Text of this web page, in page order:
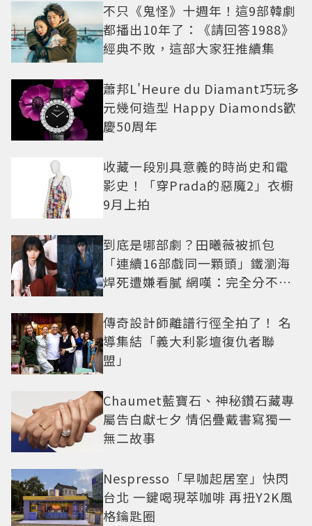
不只《鬼怪》十週年！這9部韓劇
都播出10年了：《請回答1988》
經典不敗，這部大家狂推續集
蕭邦L'Heure du Diamant巧玩多
元幾何造型 Happy Diamonds歡
慶50周年
收藏一段別具意義的時尚史和電
影史！「穿Prada的惡魔2」衣櫥
9月上拍
到底是哪部劇？田曦薇被抓包
「連續16部戲同一顆頭」鐵瀏海
焊死遭嫌看膩 網嘆：完全分不出
傳奇設計師離譜行徑全拍了！ 名
導集結「義大利影壇復仇者聯
盟」
Chaumet藍寶石、神秘鑽石藏專
屬告白獻七夕 情侶疊戴書寫獨一
無二故事
Nespresso「早咖起居室」快閃
台北 一鍵喝現萃咖啡 再扭Y2K風
格鑰匙圈